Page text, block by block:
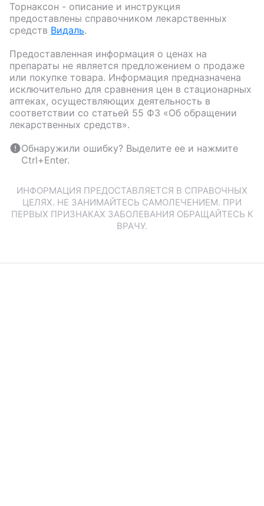
Торнаксон - описание и инструкция
предоставлены справочником лекарственных
средств Видаль.
Предоставленная информация о ценах на
препараты не является предложением о продаже
или покупке товара. Информация предназначена
исключительно для сравнения цен в стационарных
аптеках, осуществляющих деятельность в
соответствии со статьей 55 ФЗ «Об обращении
лекарственных средств».
Обнаружили ошибку? Выделите ее и нажмите
Ctrl+Enter.
ИНФОРМАЦИЯ ПРЕДОСТАВЛЯЕТСЯ В СПРАВОЧНЫХ
ЦЕЛЯХ. НЕ ЗАНИМАЙТЕСЬ САМОЛЕЧЕНИЕМ. ПРИ
ПЕРВЫХ ПРИЗНАКАХ ЗАБОЛЕВАНИЯ ОБРАЩАЙТЕСЬ К
ВРАЧУ.